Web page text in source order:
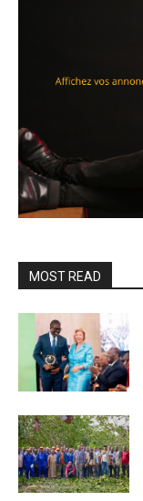
MOST READ